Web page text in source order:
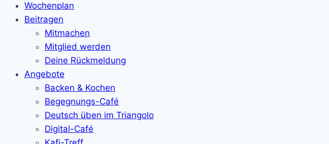
Wochenplan
Beitragen
Mitmachen
Mitglied werden
Deine Rückmeldung
Angebote
Backen & Kochen
Begegnungs-Café
Deutsch üben im Triangolo
Digital-Café